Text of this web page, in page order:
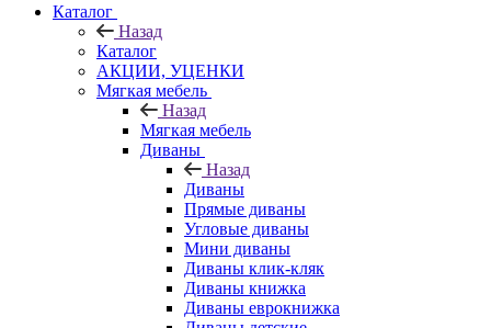
Каталог
Назад
Каталог
АКЦИИ, УЦЕНКИ
Мягкая мебель
Назад
Мягкая мебель
Диваны
Назад
Диваны
Прямые диваны
Угловые диваны
Мини диваны
Диваны клик-кляк
Диваны книжка
Диваны еврокнижка